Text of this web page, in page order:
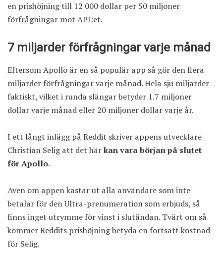
en prishöjning till 12 000 dollar per 50 miljoner
förfrågningar mot API:et.
7 miljarder förfrågningar varje månad
Eftersom Apollo är en så populär app så gör den flera
miljarder förfrågningar varje månad. Hela sju miljarder
faktiskt, vilket i runda slängar betyder 1.7 miljoner
dollar varje månad eller 20 miljoner dollar varje år.
I ett långt inlägg på Reddit skriver appens utvecklare
Christian Selig att det härkan vara början på slutet
för Apollo.
Även om appen kastar ut alla användare som inte
betalar för den Ultra-prenumeration som erbjuds, så
finns inget utrymme för vinst i slutändan. Tvärt om så
kommer Reddits prishöjning betyda en fortsatt kostnad
för Selig.